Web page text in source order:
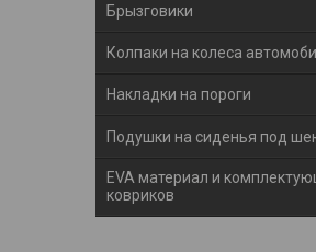
Брызговики
Колпаки на колеса
Накладки на пороги
Подушки на сиденья под
EVA материал и
ковриков